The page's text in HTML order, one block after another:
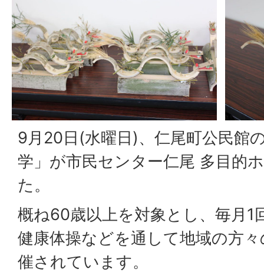
9月20日(水曜日)、仁尾町公民館
学」が市民センター仁尾 多目的
た。
概ね60歳以上を対象とし、毎月1
健康体操などを通して地域の方
催されています。